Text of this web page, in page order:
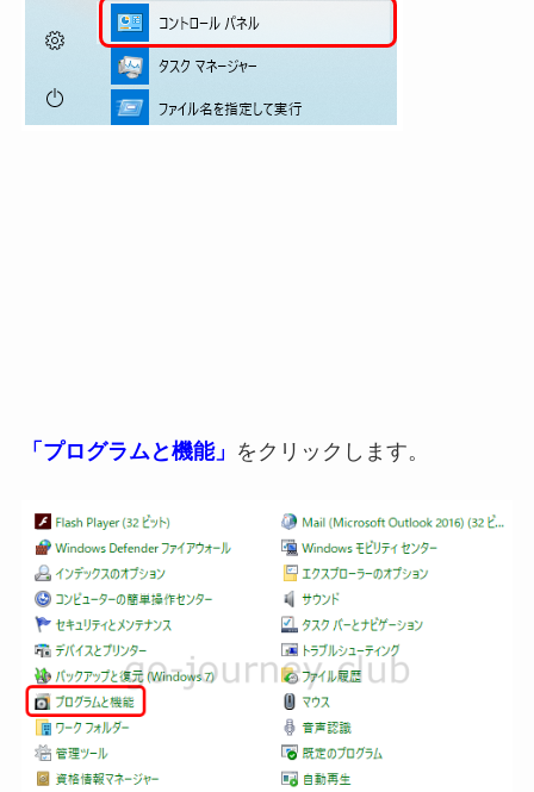
「プログラムと機能」 をクリックします。